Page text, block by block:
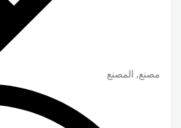
مصنع, المصنع